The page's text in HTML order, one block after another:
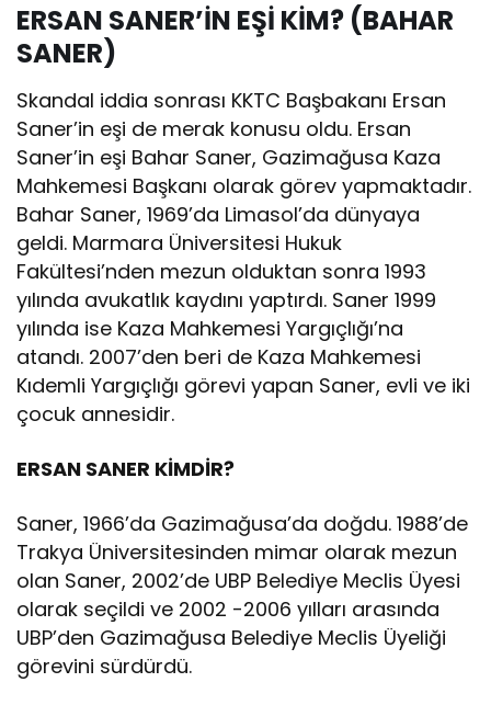
ERSAN SANER’İN EŞİ KİM? (BAHAR
SANER)
Skandal iddia sonrası KKTC Başbakanı Ersan
Saner’in eşi de merak konusu oldu. Ersan
Saner’in eşi Bahar Saner, Gazimağusa Kaza
Mahkemesi Başkanı olarak görev yapmaktadır.
Bahar Saner, 1969’da Limasol’da dünyaya
geldi. Marmara Üniversitesi Hukuk
Fakültesi’nden mezun olduktan sonra 1993
yılında avukatlık kaydını yaptırdı. Saner 1999
yılında ise Kaza Mahkemesi Yargıçlığı’na
atandı. 2007’den beri de Kaza Mahkemesi
Kıdemli Yargıçlığı görevi yapan Saner, evli ve iki
çocuk annesidir.
ERSAN SANER KİMDİR?
Saner, 1966’da Gazimağusa’da doğdu. 1988’de
Trakya Üniversitesinden mimar olarak mezun
olan Saner, 2002’de UBP Belediye Meclis Üyesi
olarak seçildi ve 2002 -2006 yılları arasında
UBP’den Gazimağusa Belediye Meclis Üyeliği
görevini sürdürdü.